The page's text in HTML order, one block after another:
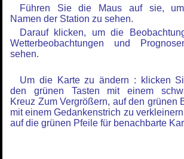
Führen Sie die Maus auf sie,
Namen der Station zu sehen.
Darauf klicken, um die
Wetterbeobachtungen und
sehen.
Um die Karte zu ändern : klicken
den grünen Tasten mit einem
Kreuz Zum Vergrößern, auf den grünen
mit einem Gedankenstrich zu
auf die grünen Pfeile für benachbarte